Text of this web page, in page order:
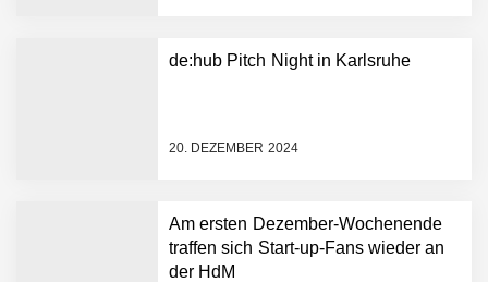
de:hub Pitch Night in Karlsruhe
20. DEZEMBER 2024
Am ersten Dezember-Wochenende
traffen sich Start-up-Fans wieder an
der HdM
Plattform zu beschleunigen
NEURA Robotics und
AI breit auszurollen
Humanoider Roboter bringt
Hightech ins Stadion
Simulationsdienstleistung in